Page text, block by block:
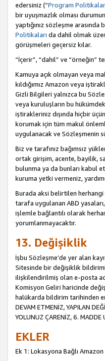
edersiniz (“Program
bir uyuşmazlık olması
yaptığınız sözleşme
Politikaları da dahil olmak
görüşmeleri geçersiz kılar.
“İçerir”, “dahil” ve “örneğin”
Kamuya açık olmayan veya
kıldığımız Amazon veya
Gizli Bilgileri yalnızca bu
veya kuruluşların bu
iştirakleriniz dışında hiçbir
korumak için tüm makul
uygulanacak ve Sözleşmenin
Biz ve tarafınız bağımsız
ortak girişim, acente, bayilik,
bulunma ya da bunları kabul
kuruma yetki vermeniz,
Burada aksi belirtilen
tarafa uygulanan ABD
işlemle bağlantılı olarak
yorumlanmayacaktır.
13. Değişiklik
İşbu Sözleşme’de yer alan
Sitesinde bir değişiklik
ilişkilendirilmiş olan e-posta
Komisyon Geliri haricinde
halükarda bildirim tarihinden en
DEVAM ETMENİZ, YAPILAN
YOLUNUZ ÇARENİZ, 6. MADDE
EKLER
Ek 1: Lokasyona Bağlı